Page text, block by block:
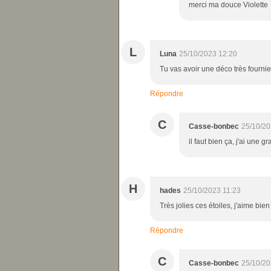
merci ma douce Violette
L Luna 25/10/2023 12:20
Tu vas avoir une déco très
Répondre
C Casse-bonbec 25/10/
il faut bien ça, j'ai une
H hades 25/10/2023 11:23
Très jolies ces étoiles, j'aime bien
Répondre
C Casse-bonbec 25/10/